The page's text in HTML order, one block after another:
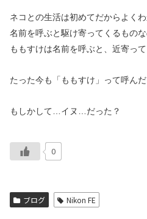
ネコとの生活は初めてだからよく
名前を呼ぶと駆け寄ってくるもの
ももすけは名前を呼ぶと、近寄って
たった今も「ももすけ」って呼ん
もしかして…イヌ…だった？
0
ブログ Nikon FE